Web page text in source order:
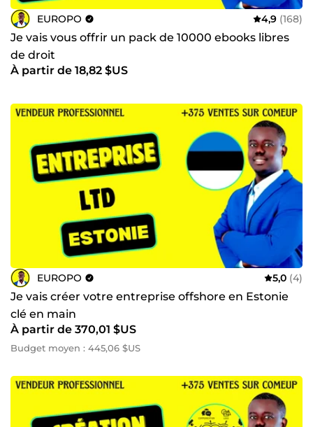
EUROPO 4,9 (168)
Je vais vous offrir un pack de 10000 ebooks libres
de droit
À partir de 18,82 $US
EUROPO 5,0 (4)
Je vais créer votre entreprise offshore en Estonie
clé en main
À partir de 370,01 $US
Budget moyen : 445,06 $US